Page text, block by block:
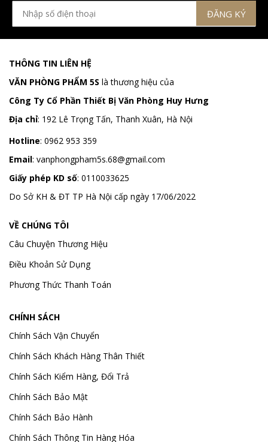
THÔNG TIN LIÊN HỆ
VĂN PHÒNG PHẨM 5S là thương hiệu của
Công Ty Cổ Phần Thiết Bị Văn Phòng Huy Hưng
Địa chỉ: 192 Lê Trọng Tấn, Thanh Xuân, Hà Nội
Hotline: 0962 953 359
Email: vanphongpham5s.68@gmail.com
Giấy phép KD số: 0110033625
Do Sở KH & ĐT TP Hà Nội cấp ngày 17/06/2022
VỀ CHÚNG TÔI
Câu Chuyện Thương Hiệu
Điều Khoản Sử Dụng
Phương Thức Thanh Toán
CHÍNH SÁCH
Chính Sách Vận Chuyển
Chính Sách Khách Hàng Thân Thiết
Chính Sách Kiểm Hàng, Đổi Trả
Chính Sách Bảo Mật
Chính Sách Bảo Hành
Chính Sách Thông Tin Hàng Hóa